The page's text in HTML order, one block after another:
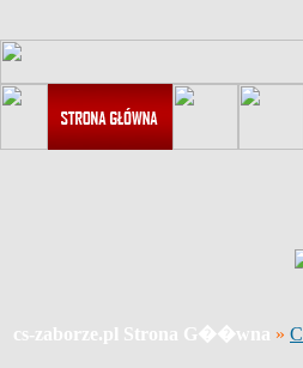
cs-zaborze.pl Strona G��wna »